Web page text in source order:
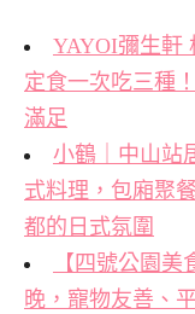
YAYOI彌生軒
定食一次吃三種
滿足
小鶴｜中山站
式料理，包廂聚
都的日式氛圍
【四號公園
晚，寵物友善、